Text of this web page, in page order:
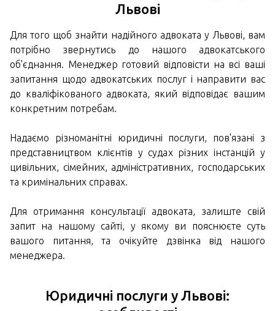
Львові
Для того щоб знайти надійного адвоката у Львові, вам
потрібно звернутись до нашого адвокатського
об'єднання. Менеджер готовий відповісти на всі ваші
запитання щодо адвокатських послуг і направити вас
до кваліфікованого адвоката, який відповідає вашим
конкретним потребам.
Надаємо різноманітні юридичні послуги, пов'язані з
представництвом клієнтів у судах різних інстанцій у
цивільних, сімейних, адміністративних, господарських
та кримінальних справах.
Для отримання консультації адвоката, залиште свій
запит на нашому сайті, у якому ви пояснюєте суть
вашого питання, та очікуйте дзвінка від нашого
менеджера.
Юридичні послуги у Львові: